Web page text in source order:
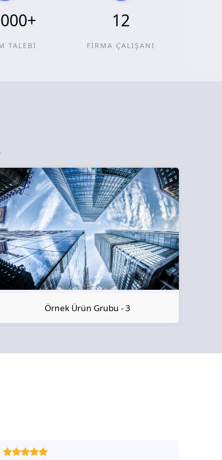
+
TALEBİ
12
FİRMA ÇALIŞANI
Örnek Ürün Grubu - 3